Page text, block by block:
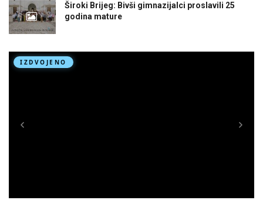
Široki Brijeg: Bivši gimnazijalci proslavili 25
godina mature